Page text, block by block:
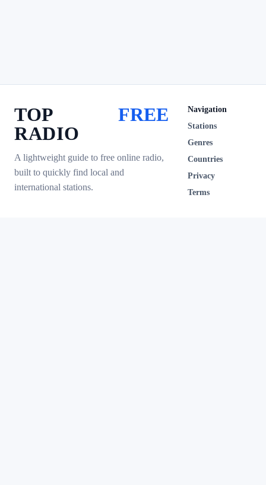
TOP
RADIO
FREE
A lightweight guide to free online radio,
built to quickly find local and
international stations.
Navigation
Stations
Genres
Countries
Privacy
Terms